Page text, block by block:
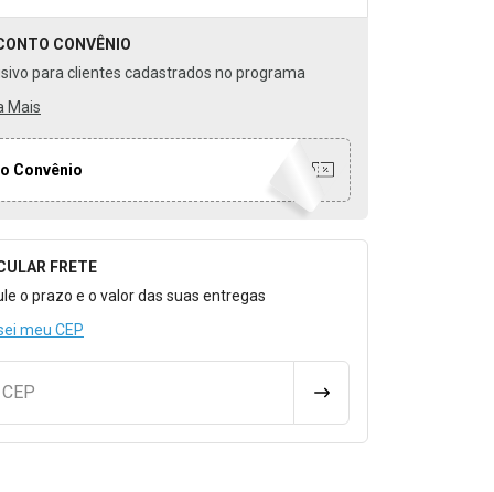
CONVÊNIO
para clientes cadastrados no programa
Mais
Convênio
para Calcular o Frete
FRETE
o prazo e o valor das suas entregas
meu CEP
CALCULAR FRETE